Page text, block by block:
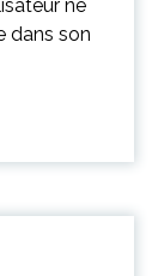
ne
dans son